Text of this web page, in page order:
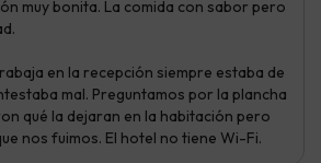
muy bonita. La comida con sabor pero
en la recepción siempre estaba de
mal. Preguntamos por la plancha
qué la dejaran en la habitación pero
nos fuimos. El hotel no tiene Wi-Fi.